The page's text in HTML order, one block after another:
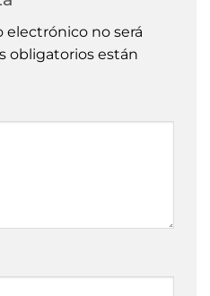
electrónico no será
obligatorios están